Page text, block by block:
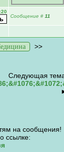
Сообщение # 11
>>
Следующая
на сообщения!
ссылке: